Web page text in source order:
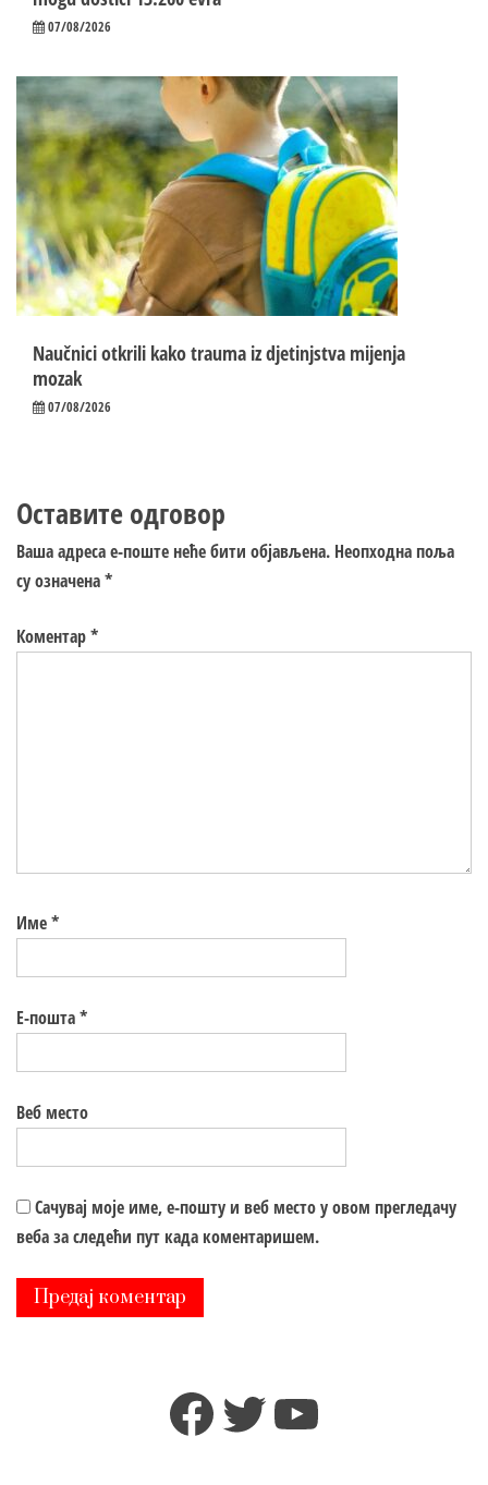
07/08/2026
Naučnici otkrili kako trauma iz d‌jetinjstva mijenja
mozak
07/08/2026
Оставите одговор
Ваша адреса е-поште неће бити објављена. Неопходна поља
су означена*
Коментар*
Име*
Е-пошта*
Веб место
Сачувај моје име, е-пошту и веб место у овом прегледачу
веба за следећи пут када коментаришем.
Facebook
TwitterYouTube